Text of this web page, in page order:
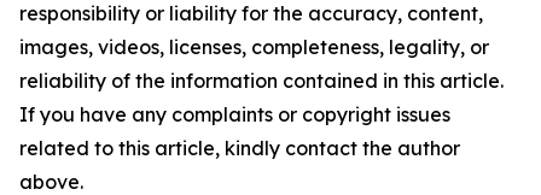
responsibility or liability for the accuracy, content,
images, videos, licenses, completeness, legality, or
reliability of the information contained in this article.
If you have any complaints or copyright issues
related to this article, kindly contact the author
above.